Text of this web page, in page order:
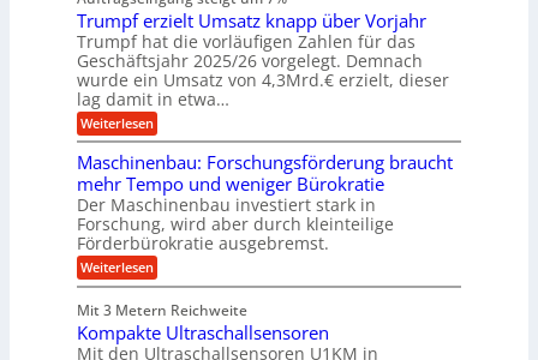
e
n
b
a
u
u
f
e
n
f
ü
h
r
u
n
g
e
B
S
C
L
w
e
i
t
e
r
r
t
u
n
g
s
r
e
i
e
s
H
y
b
r
i
d
-
u
Trumpf erzielt Umsatz knapp über Vorjahr
Trumpf hat die vorläufigen Zahlen für das
Geschäftsjahr 2025/26 vorgelegt. Demnach
wurde ein Umsatz von 4,3Mrd.€ erzielt, dieser
lag damit in etwa…
Weiterlesen:
T
u
m
p
f
e
r
z
i
e
t
Maschinenbau: Forschungsförderung braucht
mehr Tempo und weniger Bürokratie
Der Maschinenbau investiert stark in
Forschung, wird aber durch kleinteilige
Förderbürokratie ausgebremst.
Weiterlesen:
M
s
c
h
Mit 3 Metern Reichweite
Kompakte Ultraschallsensoren
Mit den Ultraschallsensoren U1KM in